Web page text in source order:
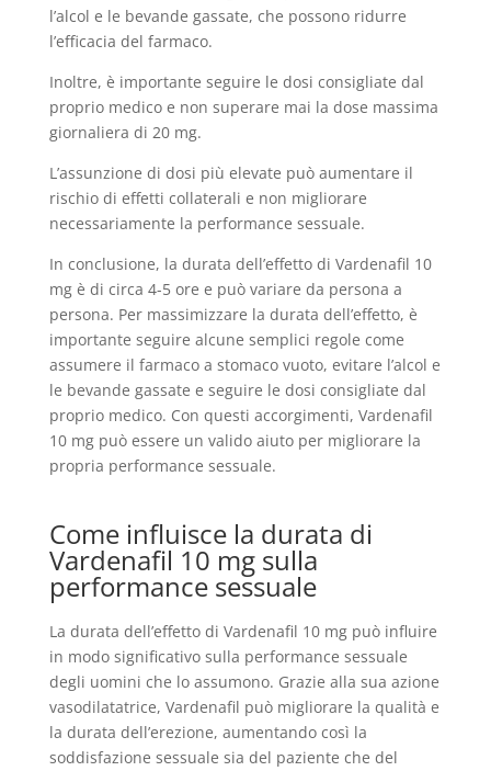
l’alcol e le bevande gassate, che possono ridurre
l’efficacia del farmaco.
Inoltre, è importante seguire le dosi consigliate dal
proprio medico e non superare mai la dose massima
giornaliera di 20 mg.
L’assunzione di dosi più elevate può aumentare il
rischio di effetti collaterali e non migliorare
necessariamente la performance sessuale.
In conclusione, la durata dell’effetto di Vardenafil 10
mg è di circa 4-5 ore e può variare da persona a
persona. Per massimizzare la durata dell’effetto, è
importante seguire alcune semplici regole come
assumere il farmaco a stomaco vuoto, evitare l’alcol e
le bevande gassate e seguire le dosi consigliate dal
proprio medico. Con questi accorgimenti, Vardenafil
10 mg può essere un valido aiuto per migliorare la
propria performance sessuale.
Come influisce la durata di
Vardenafil 10 mg sulla
performance sessuale
La durata dell’effetto di Vardenafil 10 mg può influire
in modo significativo sulla performance sessuale
degli uomini che lo assumono. Grazie alla sua azione
vasodilatatrice, Vardenafil può migliorare la qualità e
la durata dell’erezione, aumentando così la
soddisfazione sessuale sia del paziente che del